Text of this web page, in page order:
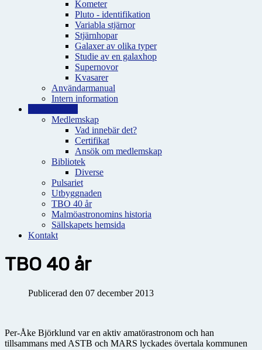
Kometer
Pluto - identifikation
Variabla stjärnor
Stjärnhopar
Galaxer av olika typer
Studie av en galaxhop
Supernovor
Kvasarer
Användarmanual
Intern information
Medlemskap
Vad innebär det?
Certifikat
Ansök om medlemskap
Bibliotek
Diverse
Pulsariet
Utbyggnaden
TBO 40 år
Malmöastronomins historia
Sällskapets hemsida
Kontakt
TBO 40 år
Publicerad den 07 december 2013
Per-Åke Björklund var en aktiv amatörastronom och han
tillsammans med ASTB och MARS lyckades övertala kommunen